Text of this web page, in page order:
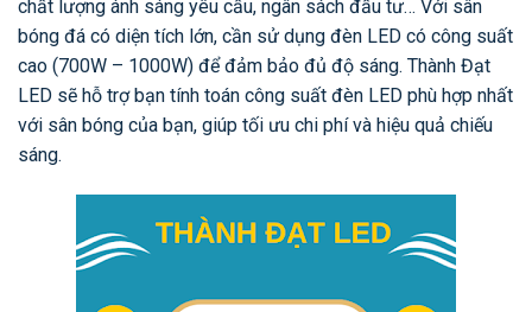
chất lượng ánh sáng yêu cầu, ngân sách đầu tư… Với sân
bóng đá có diện tích lớn, cần sử dụng đèn LED có công suất
cao (700W – 1000W) để đảm bảo đủ độ sáng. Thành Đạt
LED sẽ hỗ trợ bạn tính toán công suất đèn LED phù hợp nhất
với sân bóng của bạn, giúp tối ưu chi phí và hiệu quả chiếu
sáng.